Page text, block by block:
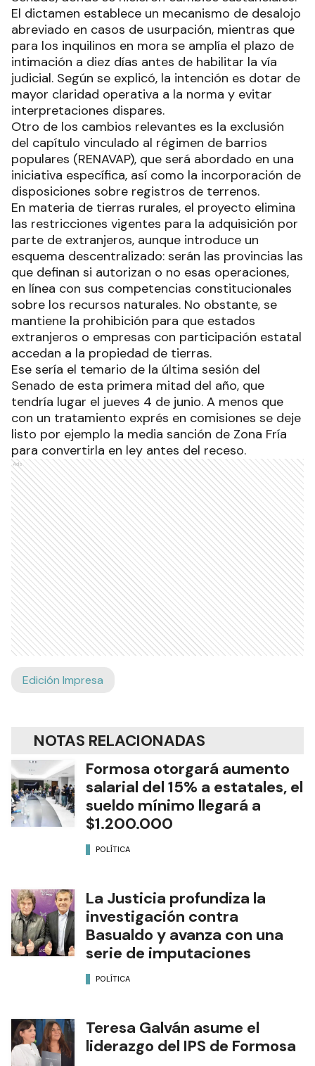
El dictamen establece un mecanismo de desalojo
abreviado en casos de usurpación, mientras que
para los inquilinos en mora se amplía el plazo de
intimación a diez días antes de habilitar la vía
judicial. Según se explicó, la intención es dotar de
mayor claridad operativa a la norma y evitar
interpretaciones dispares.
Otro de los cambios relevantes es la exclusión
del capítulo vinculado al régimen de barrios
populares (RENAVAP), que será abordado en una
iniciativa específica, así como la incorporación de
disposiciones sobre registros de terrenos.
En materia de tierras rurales, el proyecto elimina
las restricciones vigentes para la adquisición por
parte de extranjeros, aunque introduce un
esquema descentralizado: serán las provincias las
que definan si autorizan o no esas operaciones,
en línea con sus competencias constitucionales
sobre los recursos naturales. No obstante, se
mantiene la prohibición para que estados
extranjeros o empresas con participación estatal
accedan a la propiedad de tierras.
Ese sería el temario de la última sesión del
Senado de esta primera mitad del año, que
tendría lugar el jueves 4 de junio. A menos que
con un tratamiento exprés en comisiones se deje
listo por ejemplo la media sanción de Zona Fría
para convertirla en ley antes del receso.
Ads
Edición Impresa
NOTAS RELACIONADAS
Formosa otorgará aumento
salarial del 15% a estatales, el
sueldo mínimo llegará a
$1.200.000
POLÍTICA
La Justicia profundiza la
investigación contra
Basualdo y avanza con una
serie de imputaciones
POLÍTICA
Teresa Galván asume el
liderazgo del IPS de Formosa